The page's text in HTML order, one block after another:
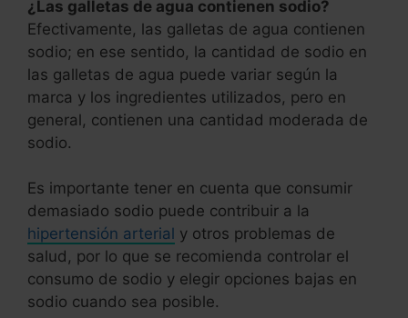
¿Las galletas de agua contienen sodio?
Efectivamente, las galletas de agua contienen
sodio; en ese sentido, la cantidad de sodio en
las galletas de agua puede variar según la
marca y los ingredientes utilizados, pero en
general, contienen una cantidad moderada de
sodio.
Es importante tener en cuenta que consumir
demasiado sodio puede contribuir a la
hipertensión arterial y otros problemas de
salud, por lo que se recomienda controlar el
consumo de sodio y elegir opciones bajas en
sodio cuando sea posible.